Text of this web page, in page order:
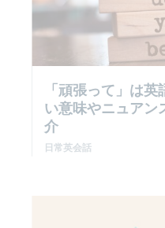
「頑張って」は
い意味やニュアン
介
日常英会話